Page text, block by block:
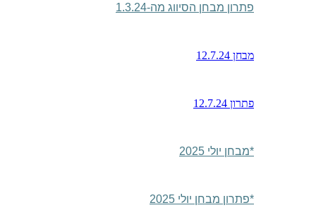
פתרון מבחן הסיווג מה-1.3.24
מבחן 12.7.24
פתרון 12.7.24
*מבחן יולי 2025
*פתרון מבחן יולי 2025